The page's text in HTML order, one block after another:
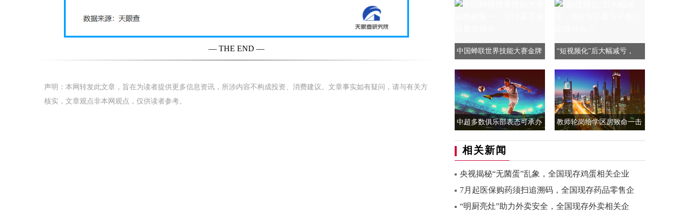
— THE END —
声明：本网转发此文章，旨在为读者提供更多信息资讯，所涉内容不构成投资、消费建议。文章事实如有疑问，请与有关方
核实，文章观点非本网观点，仅供读者参考。
中国蝉联世界技能大赛金牌 “短视频化”后大幅减亏，
中超多数俱乐部表态可承办 教师轮岗给学区房致命一击
相关新闻
央视揭秘“无菌蛋”乱象，全国现存鸡蛋相关企业
7月起医保购药须扫追溯码，全国现存药品零售企
“明厨亮灶”助力外卖安全，全国现存外卖相关企